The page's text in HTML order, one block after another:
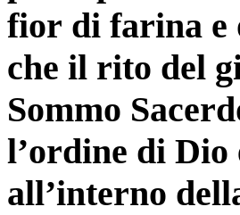
fior di farina e
che il rito del
Sommo
l’ordine di Dio
all’interno